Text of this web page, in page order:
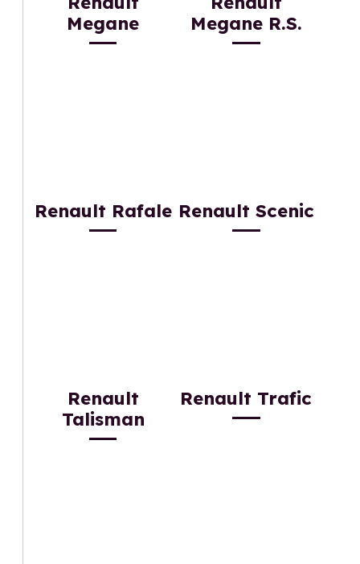
Megane
Megane R.S.
Renault Rafale Renault Scenic
Renault
Talisman
Renault Trafic